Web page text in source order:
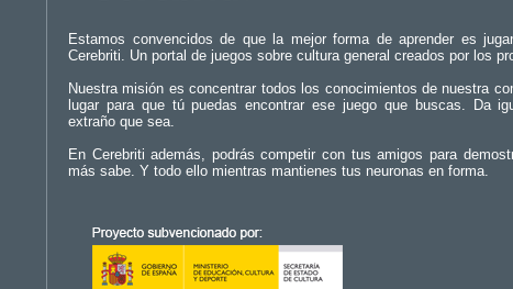
Estamos convencidos de que la mejor forma de aprender es
Cerebriti. Un portal de juegos sobre cultura general creados por los
Nuestra misión es concentrar todos los conocimientos de nuestra
lugar para que tú puedas encontrar ese juego que buscas. Da
extraño que sea.
En Cerebriti además, podrás competir con tus amigos para
más sabe. Y todo ello mientras mantienes tus neuronas en forma.